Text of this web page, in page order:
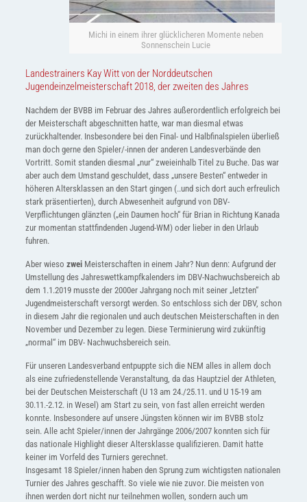
Michi in einem ihrer glücklicheren Momente neben
Sonnenschein Lucie
Landestrainers Kay Witt von der Norddeutschen
Jugendeinzelmeisterschaft 2018, der zweiten des Jahres
Nachdem der BVBB im Februar des Jahres außerordentlich erfolgreich bei
der Meisterschaft abgeschnitten hatte, war man diesmal etwas
zurückhaltender. Insbesondere bei den Final- und Halbfinalspielen überließ
man doch gerne den Spieler/-innen der anderen Landesverbände den
Vortritt. Somit standen diesmal „nur“ zweieinhalb Titel zu Buche. Das war
aber auch dem Umstand geschuldet, dass „unsere Besten“ entweder in
höheren Altersklassen an den Start gingen (..und sich dort auch erfreulich
stark präsentierten), durch Abwesenheit aufgrund von DBV-
Verpflichtungen glänzten („ein Daumen hoch“ für Brian in Richtung Kanada
zur momentan stattfindenden Jugend-WM) oder lieber in den Urlaub
fuhren.
Aber wieso zweiMeisterschaften in einem Jahr? Nun denn: Aufgrund der
Umstellung des Jahreswettkampfkalenders im DBV-Nachwuchsbereich ab
dem 1.1.2019 musste der 2000er Jahrgang noch mit seiner „letzten“
Jugendmeisterschaft versorgt werden. So entschloss sich der DBV, schon
in diesem Jahr die regionalen und auch deutschen Meisterschaften in den
November und Dezember zu legen. Diese Terminierung wird zukünftig
„normal“ im DBV- Nachwuchsbereich sein.
Für unseren Landesverband entpuppte sich die NEM alles in allem doch
als eine zufriedenstellende Veranstaltung, da das Hauptziel der Athleten,
bei der Deutschen Meisterschaft (U 13 am 24./25.11. und U 15-19 am
30.11.-2.12. in Wesel) am Start zu sein, von fast allen erreicht werden
konnte. Insbesondere auf unsere Jüngsten können wir im BVBB stolz
sein. Alle acht Spieler/innen der Jahrgänge 2006/2007 konnten sich für
das nationale Highlight dieser Altersklasse qualifizieren. Damit hatte
keiner im Vorfeld des Turniers gerechnet.
Insgesamt 18 Spieler/innen haben den Sprung zum wichtigsten nationalen
Turnier des Jahres geschafft. So viele wie nie zuvor. Die meisten von
ihnen werden dort nicht nur teilnehmen wollen, sondern auch um